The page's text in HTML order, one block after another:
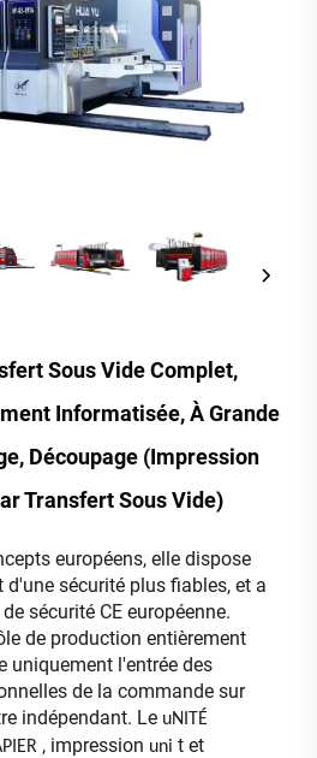
Sous Vide Complet,
Informatisée, À Grande
Découpage (impression
Transfert Sous Vide)
européens, elle dispose
sécurité plus fiables, et a
sécurité CE européenne.
de production entièrement
uniquement l'entrée des
de la commande sur
indépendant. Le uNITÉ
, impression uni t et